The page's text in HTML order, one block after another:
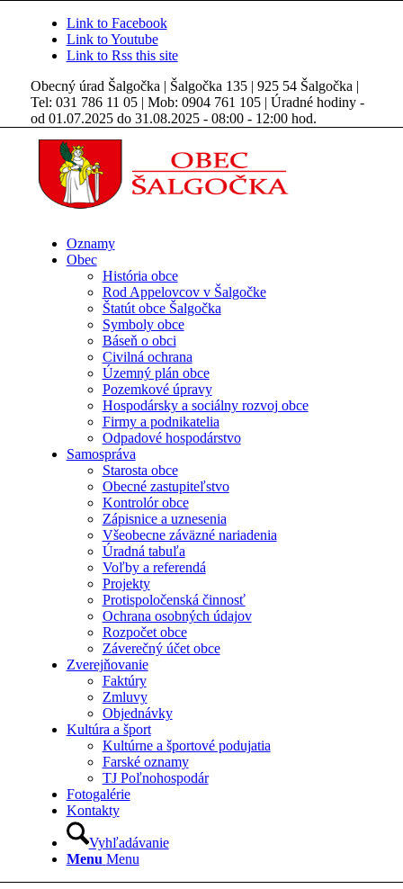
Link to Facebook
Link to Youtube
Link to Rss this site
Obecný úrad Šalgočka | Šalgočka 135 | 925 54 Šalgočka |
Tel: 031 786 11 05 | Mob: 0904 761 105 | Úradné hodiny -
od 01.07.2025 do 31.08.2025 - 08:00 - 12:00 hod.
Oznamy
Obec
História obce
Rod Appelovcov v Šalgočke
Štatút obce Šalgočka
Symboly obce
Báseň o obci
Civilná ochrana
Územný plán obce
Pozemkové úpravy
Hospodársky a sociálny rozvoj obce
Firmy a podnikatelia
Odpadové hospodárstvo
Samospráva
Starosta obce
Obecné zastupiteľstvo
Kontrolór obce
Zápisnice a uznesenia
Všeobecne záväzné nariadenia
Úradná tabuľa
Voľby a referendá
Projekty
Protispoločenská činnosť
Ochrana osobných údajov
Rozpočet obce
Záverečný účet obce
Zverejňovanie
Faktúry
Zmluvy
Objednávky
Kultúra a šport
Kultúrne a športové podujatia
Farské oznamy
TJ Poľnohospodár
Fotogalérie
Kontakty
Vyhľadávanie
Menu Menu